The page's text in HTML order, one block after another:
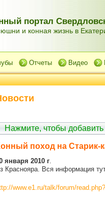
портал
и конная жизнь в
Отчеты Видео
Нажмите, чтобы
поход на Старик-
января 2010 г
Краснояра. Вся информация
www.e1.ru/talk/forum/